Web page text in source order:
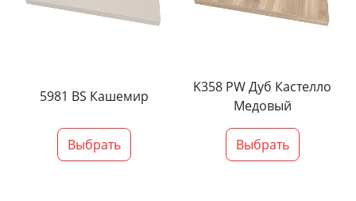
5981 BS Кашемир
Выбрать
K358 PW Дуб Кастелло
Медовый
Выбрать